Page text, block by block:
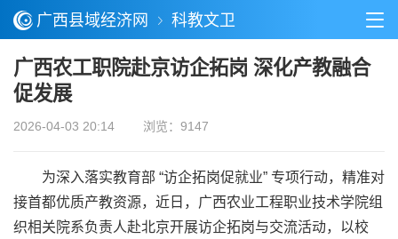
广西县域经济网 科教文卫
广西农工职院赴京访企拓岗 深化产教融合
促发展
2026-04-03 20:14 浏览：9147
为深入落实教育部 “访企拓岗促就业” 专项行动，精准对
接首都优质产教资源，近日，广西农业工程职业技术学院组
织相关院系负责人赴北京开展访企拓岗与交流活动，以校